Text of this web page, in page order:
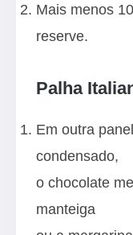
Mais menos
reserve.
Palha
Em outra
condensado,
o chocolate
manteiga